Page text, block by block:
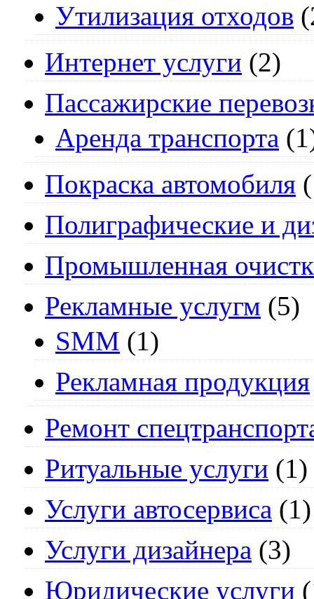
Утилизация отходов
Интернет услуги (2)
Пассажирские
Аренда транспорта
Покраска автомобиля
Полиграфические и
Промышленная
Рекламные услугм (5)
SMM (1)
Рекламная продукция
Ремонт
Ритуальные услуги (1)
Услуги автосервиса (1)
Услуги дизайнера (3)
Юридические услуги